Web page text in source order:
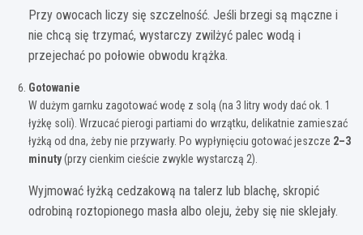
Przy owocach liczy się szczelność. Jeśli brzegi są mączne i
nie chcą się trzymać, wystarczy zwilżyć palec wodą i
przejechać po połowie obwodu krążka.
Gotowanie
W dużym garnku zagotować wodę z solą (na 3 litry wody dać ok. 1
łyżkę soli). Wrzucać pierogi partiami do wrzątku, delikatnie zamieszać
łyżką od dna, żeby nie przywarły. Po wypłynięciu gotować jeszcze 2–3
minuty(przy cienkim cieście zwykle wystarczą 2).
Wyjmować łyżką cedzakową na talerz lub blachę, skropić
odrobiną roztopionego masła albo oleju, żeby się nie sklejały.